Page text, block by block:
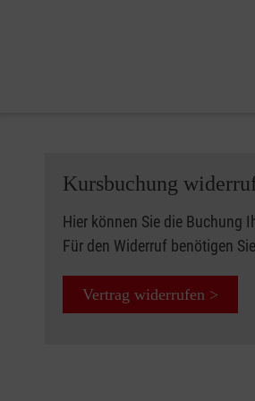
Kursbuchung
Hier können Sie die Buchung
Für den Widerruf benötigen
Vertrag widerrufen >